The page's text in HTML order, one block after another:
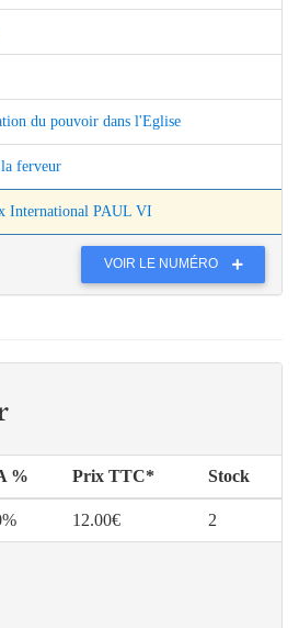
du pouvoir dans l'Eglise
ferveur
International PAUL VI
VOIR LE NUMÉRO
% Prix TTC* Stock
12.00€ 2